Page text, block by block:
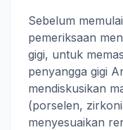
Sebelum
pemeriksaan
gigi, untuk
penyangga gigi
mendiskusikan
(porselen,
menyesuaikan